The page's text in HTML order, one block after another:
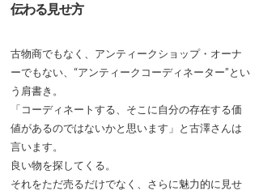
伝わる見せ方
古物商でもなく、アンティークショップ・オーナ
ーでもない、“アンティークコーディネーター”とい
う肩書き。
「コーディネートする、そこに自分の存在する価
値があるのではないかと思います」と古澤さんは
言います。
良い物を探してくる。
それをただ売るだけでなく、さらに魅力的に見せ